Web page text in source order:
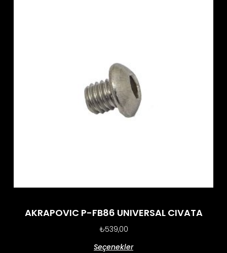
AKRAPOVIC P-FB86 UNIVERSAL CIVATA
₺539,00
Seçenekler